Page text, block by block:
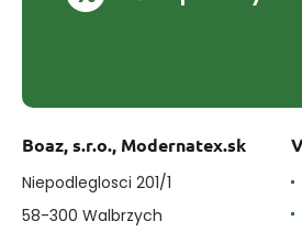
Boaz, s.r.o., Modernatex.sk
Niepodleglosci 201/1
58-300 Walbrzych